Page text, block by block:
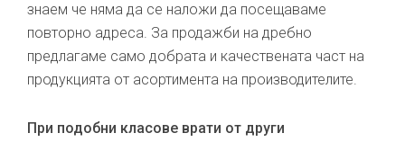
знаем че няма да се наложи да посещаваме
повторно адреса. За продажби на дребно
предлагаме само добрата и качествената част на
продукцията от асортимента на производителите.
При подобни класове врати от други